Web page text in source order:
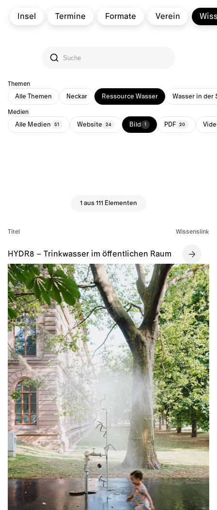
Insel Termine Formate Verein
Themen
Alle Themen Neckar Ressource Wasser Wasser in der
Medien
Alle Medien 51 Website 24 Bild 1 PDF 20
1 aus 111 Elementen
Titel Wissenslink
HYDR8 – Trinkwasser im öffentlichen Raum